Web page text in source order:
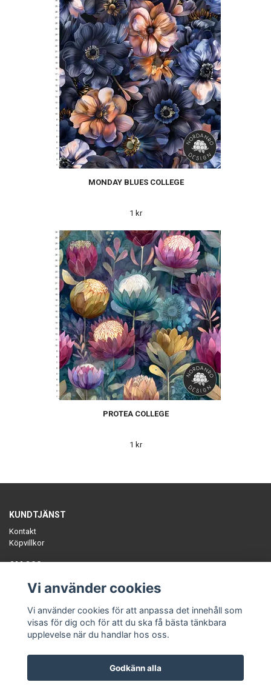
MONDAY BLUES COLLEGE
1 kr
PROTEA COLLEGE
1 kr
KUNDTJÄNST
Kontakt
Köpvillkor
OM OSS
tillverkat i Sverige. Småskaliga ekologiska fabrikstillverkade kollektioner.
Vi använder cookies
Vi använder cookies för att anpassa det innehåll som
visas för dig och för att du ska få bästa tänkbara
upplevelse när du handlar hos oss.
Godkänn alla